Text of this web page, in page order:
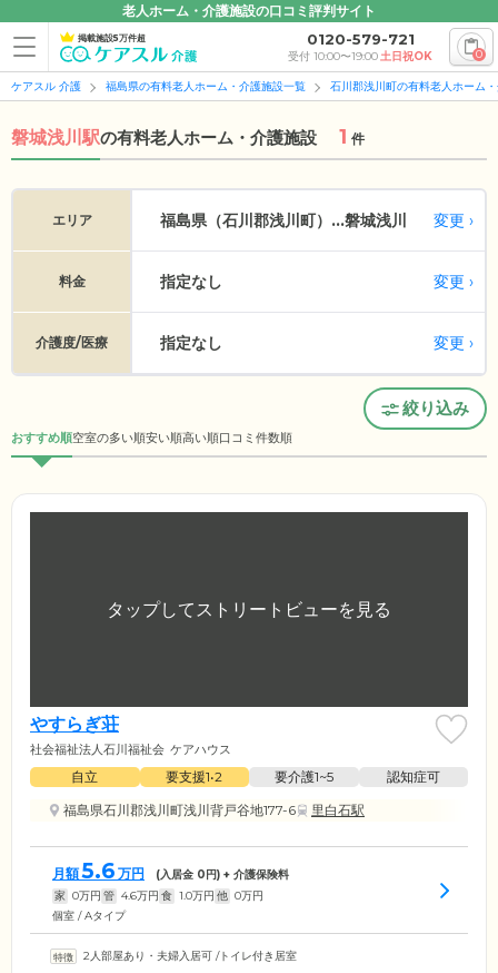
老人ホーム・介護施設の口コミ評判サイト
掲載施設5万件超 0120-579-721
受付 10:00〜19:00土日祝OK 0
ケアスル 介護 福島県の有料老人ホーム・介護施設一覧 石川郡浅川町の有料老人ホーム
磐城浅川駅の有料老人ホーム・介護施設 1 件
エリア 福島県（石川郡浅川町）...磐城浅川 変更
料金 指定なし 変更
介護度/医療 指定なし 変更
絞り込み
おすすめ順空室の多い順安い順高い順口コミ件数順
やすらぎ荘
社会福祉法人石川福祉会 ケアハウス
自立 要支援1•2 要介護1~5
認知症可
福島県石川郡浅川町浅川背戸谷地177-6
里白石駅
月額5.6 万円 (入居金 0円) + 介護保険料
家 0万円 管 4.6万円 食 1.0万円 他 0万円
個室 / Aタイプ
2人部屋あり・夫婦入居可 /トイレ付き居室